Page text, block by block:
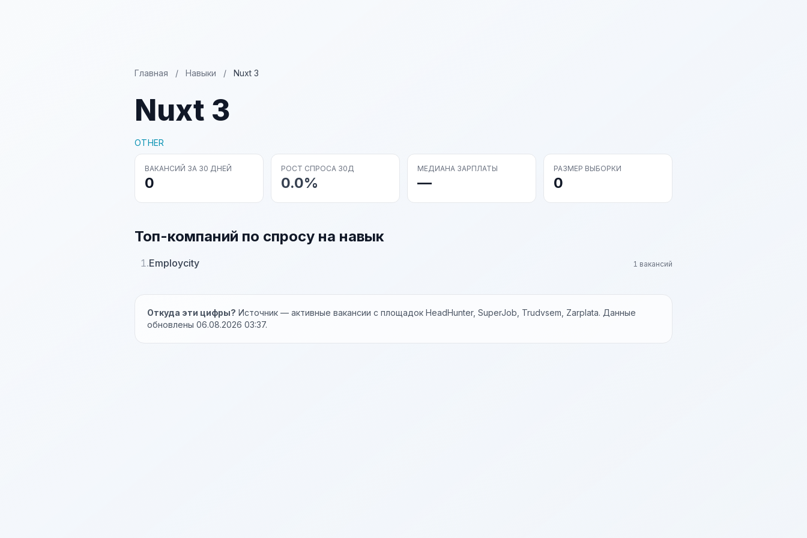
Главная / Навыки / Nuxt 3
Nuxt 3
OTHER
ВАКАНСИЙ ЗА 30 ДНЕЙ
0
РОСТ СПРОСА 30Д
0.0%
МЕДИАНА ЗАРПЛАТЫ
—
РАЗМЕР ВЫБОРКИ
0
Топ-компаний по спросу на навык
1.Employcity 1 вакансий
Откуда эти цифры? Источник — активные вакансии с площадок HeadHunter, SuperJob, Trudvsem, Zarplata. Данные
обновлены 06.08.2026 03:37.